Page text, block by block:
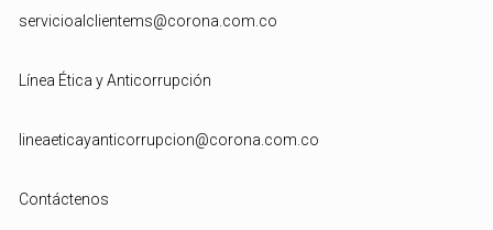
servicioalclientems@corona.com.co
Línea Ética y Anticorrupción
lineaeticayanticorrupcion@corona.com.co
Contáctenos